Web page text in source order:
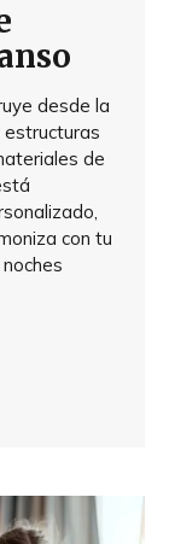
desde la
estructuras
de
con tu